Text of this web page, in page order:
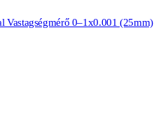
Vastagségmérő 0–1x0.001 (25mm)